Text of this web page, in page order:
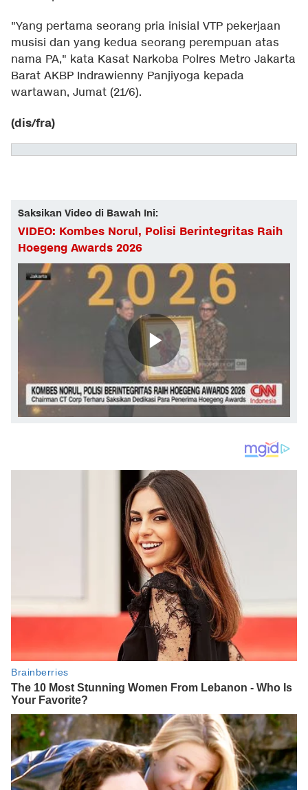
"Yang pertama seorang pria inisial VTP pekerjaan
musisi dan yang kedua seorang perempuan atas
nama PA," kata Kasat Narkoba Polres Metro Jakarta
Barat AKBP Indrawienny Panjiyoga kepada
wartawan, Jumat (21/6).
(dis/fra)
Saksikan Video di Bawah Ini:
VIDEO: Kombes Norul, Polisi Berintegritas Raih
Hoegeng Awards 2026